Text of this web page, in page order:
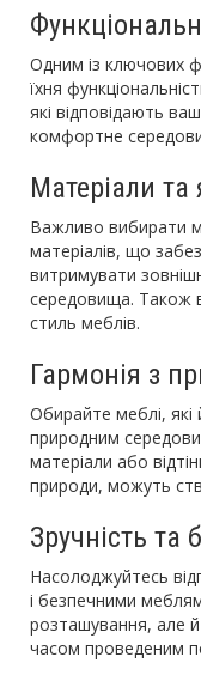
Одним із ключових
їхня
які відповідають
комфортне
Матеріали та
Важливо вибирати
матеріалів, що
витримувати
середовища. Також
стиль меблів.
Гармонія з
Обирайте меблі, які
природним
матеріали або
природи, можуть
Зручність та
Насолоджуйтесь
і безпечними
розташування, але
часом проведеним